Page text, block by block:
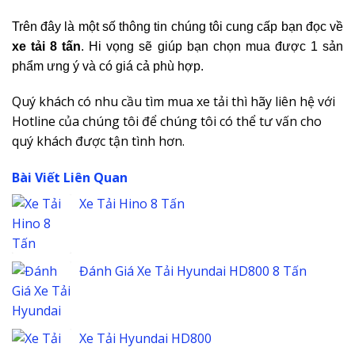
Trên đây là một số thông tin chúng tôi cung cấp bạn đọc về
xe tải 8 tấn. Hi vọng sẽ giúp bạn chọn mua được 1 sản
phẩm ưng ý và có giá cả phù hợp.
Quý khách có nhu cầu tìm mua xe tải thì hãy liên hệ với
Hotline của chúng tôi để chúng tôi có thể tư vấn cho
quý khách được tận tình hơn.
Bài Viết Liên Quan
Xe Tải Hino 8 Tấn
Đánh Giá Xe Tải Hyundai HD800 8 Tấn
Xe Tải Hyundai HD800